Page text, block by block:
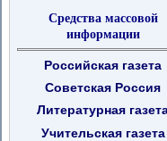
Средства массовой
информации
Российская газета
Советская Россия
Литературная
Учительская газета